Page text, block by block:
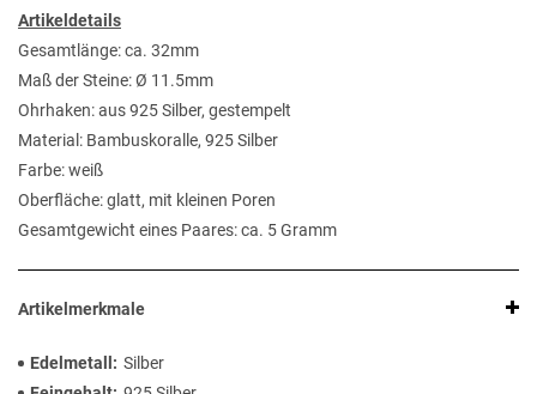
Artikeldetails
Gesamtlänge: ca. 32mm
Maß der Steine:Ø 11.5mm
Ohrhaken: aus 925 Silber, gestempelt
Material: Bambuskoralle, 925 Silber
Farbe: weiß
Oberfläche: glatt, mit kleinen Poren
Gesamtgewicht eines Paares: ca. 5 Gramm
Artikelmerkmale
Edelmetall
Silber